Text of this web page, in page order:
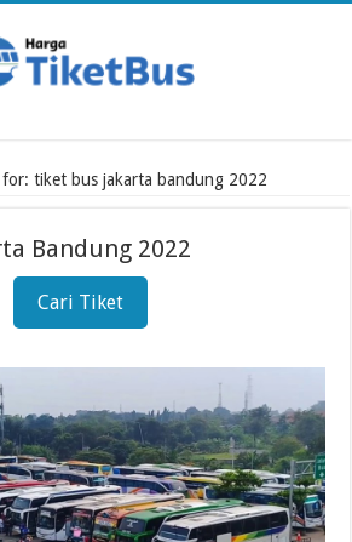
for: tiket bus jakarta bandung 2022
Bandung 2022
Cari Tiket